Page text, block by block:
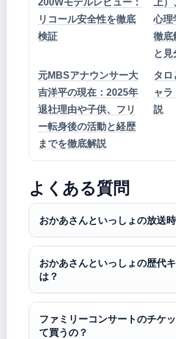
リコール安全性を徹底
検証
心理
徹底
と見
元MBSアナウンサー大
吉洋平の現在：2025年
退社理由や子供、フリ
ー転身後の活動と経歴
までを徹底解説
タロ
ャラ
説
よくある質問
おかあさんといっしょの放送
おかあさんといっしょの歴代
は？
ファミリーコンサートのチケ
て買うの？